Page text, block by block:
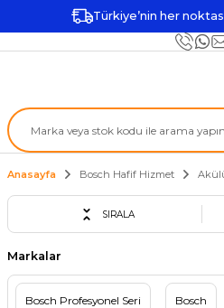
Türkiye’nin her
Anasayfa Bosch Hafif Hizmet
SIRALA
Markalar
Bosch Profesyonel Seri Bosch